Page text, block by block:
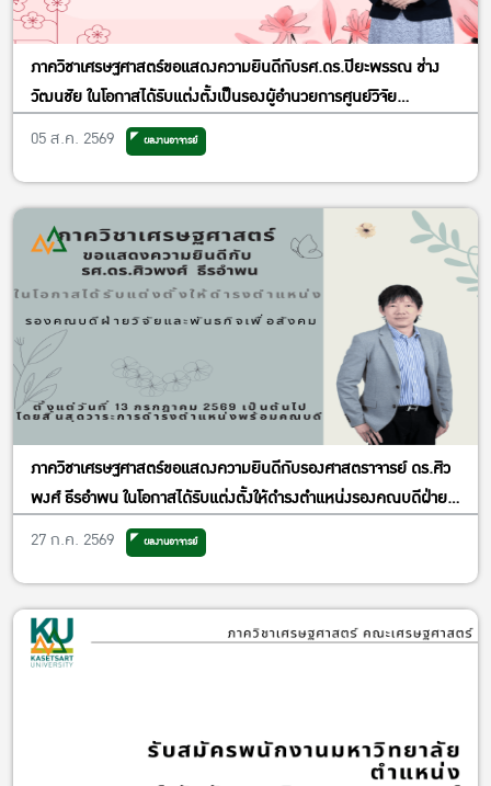
ภาควิชาเศรษฐศาสตร์ขอแสดงความยินดีกับรศ.ดร.ปิยะพรรณ ช่าง
วัฒนชัย ในโอกาสได้รับแต่งตั้งเป็นรองผู้อำนวยการศูนย์วิจัย
เศรษฐศาสตร์ประยุกต์ ฝ่ายพัฒนาคุณภาพ
05 ส.ค. 2569 ผลงานอาจารย์
ภาควิชาเศรษฐศาสตร์ขอแสดงความยินดีกับรองศาสตราจารย์ ดร.ศิว
พงศ์ ธีรอำพน ในโอกาสได้รับแต่งตั้งให้ดำรงตำแหน่งรองคณบดีฝ่าย
วิจัยและพันธกิจเพื่อสังคม
27 ก.ค. 2569 ผลงานอาจารย์